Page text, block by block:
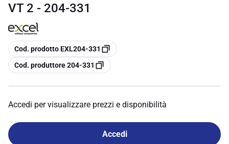
VT 2 - 204-331
copia
Cod. prodotto EXL204-331
copia
Cod. produttore 204-331
Accedi per visualizzare prezzi e disponibilità
Accedi